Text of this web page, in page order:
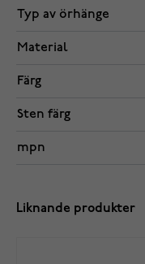
Typ av örhänge
Material
Färg
Sten färg
mpn
Liknande produkter